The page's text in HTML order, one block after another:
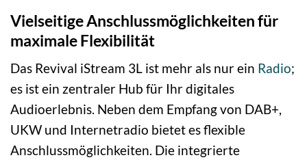
Vielseitige Anschlussmöglichkeiten für
maximale Flexibilität
Das Revival iStream 3L ist mehr als nur ein Radio;
es ist ein zentraler Hub für Ihr digitales
Audioerlebnis. Neben dem Empfang von DAB+,
UKW und Internetradio bietet es flexible
Anschlussmöglichkeiten. Die integrierte